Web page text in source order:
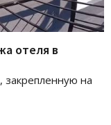
отеля в
закрепленную на